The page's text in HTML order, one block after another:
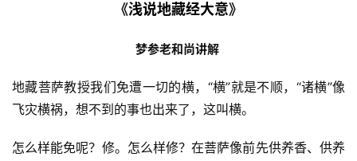
《浅说地藏经大意》
梦参老和尚讲解
地藏菩萨教授我们免遭一切的横，“横”就是不顺，“诸横”像
飞灾横祸，想不到的事也出来了，这叫横。
怎么样能免呢？修。怎么样修？在菩萨像前先供养香、供养